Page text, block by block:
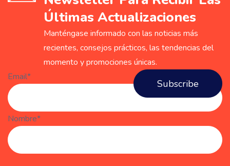
Últimas Actualizaciones
Manténgase informado con las noticias más
recientes, consejos prácticos, las tendencias del
momento y promociones únicas.
Email*
Nombre*